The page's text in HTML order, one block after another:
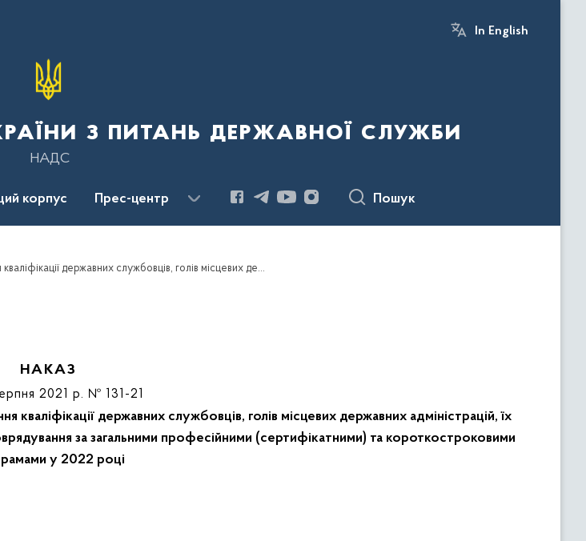
In English
з питань державної служби
НАДС
корпус Прес-центр Пошук
Про затвердження переліків пріоритетних напрямів (тем) підвищення кваліфікації державних службовців, голів місцевих державних адміністрацій, їх перших заступників та заступників, посадових осіб місцевого самоврядування за загальними професійними (сертифікатними) та короткостроковими програмами у 2022 році
НАКАЗ
2021 р. № 131-21
державних службовців, голів місцевих державних адміністрацій, їх
за загальними професійними (сертифікатними) та короткостроковими
у 2022 році